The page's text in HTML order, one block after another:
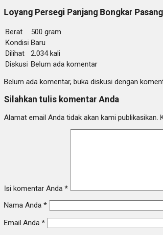
Loyang Persegi Panjang Bongkar Pasang
Berat
500 gram
Kondisi Baru
Dilihat
2.034 kali
Diskusi Belum ada komentar
Belum ada komentar, buka diskusi dengan
Silahkan tulis komentar Anda
Alamat email Anda tidak akan kami publikasikan.
Isi komentar Anda *
Nama Anda *
Email Anda *